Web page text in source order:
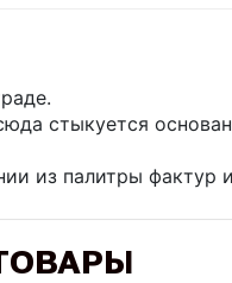
стыкуется
из палитры фактур